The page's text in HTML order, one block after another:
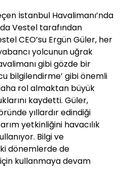
İstanbul Havalimanı’nda
Vestel tarafından
CEO’su Ergün Güler, her
yolcunun uğrak
gibi gözde bir
bilgilendirme’ gibi önemli
rol almaktan büyük
kaydetti. Güler,
yıllardır edindiği
yetkinliğini havacılık
Bilgi ve
dönemlerde de
kullanmaya devam